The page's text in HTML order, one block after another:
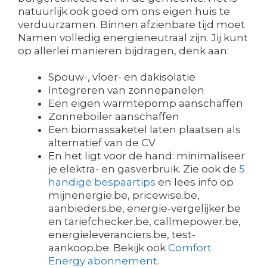
natuurlijk ook goed om ons eigen huis te
verduurzamen. Binnen afzienbare tijd moet
Namen volledig energieneutraal zijn. Jij kunt
op allerlei manieren bijdragen, denk aan:
Spouw-, vloer- en dakisolatie
Integreren van zonnepanelen
Een eigen warmtepomp aanschaffen
Zonneboiler aanschaffen
Een biomassaketel laten plaatsen als
alternatief van de CV
En het ligt voor de hand: minimaliseer
je elektra- en gasverbruik. Zie ook de 5
handige bespaartips en lees info op
mijnenergie.be, pricewise.be,
aanbieders.be, energie-vergelijker.be
en tariefchecker.be, callmepower.be,
energieleveranciers.be, test-
aankoop.be. Bekijk ook Comfort
Energy abonnement.